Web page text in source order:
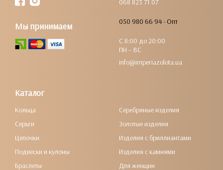
068 823 71 07
050 980 66 94 - Опт
С 8:00 до 20:00
ПН – ВС
info@imperiazolota.ua
Мы принимаем
Каталог
Кольца
Серьги
Цепочки
Подвески и кулоны
Браслеты
Серебряные изделия
Золотые изделия
Изделия с бриллиантами
Изделия с камнями
Для женщин